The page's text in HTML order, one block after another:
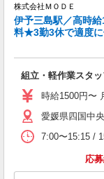
株式会社ＭＯＤＥ
伊予三島駅／高時
料★3勤3休で適度
組立・軽作業スタッ
時給1500円〜
愛媛県四国中
7:00〜15:15 /
応